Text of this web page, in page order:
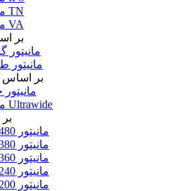
مانیتور TN
مانیتور VA
بر
مانیتور
مانیتور
بر اساس
مانیتور Ultrawide
مانیتور 480 هرتز
مانیتور 380 هرتز
مانیتور 360 هرتز
مانیتور 240 هرتز
مانیتور 200 هرتز